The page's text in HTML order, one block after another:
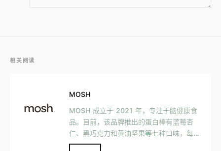
相关阅读
MOSH
MOSH 成立于 2021 年，专注于脑健康食
品。目前，该品牌推出的蛋白棒有蓝莓杏
仁、黑巧克力和黄油坚果等七种口味，每根
蛋白棒售价约为 3 美元。在 MOSH 的蛋白